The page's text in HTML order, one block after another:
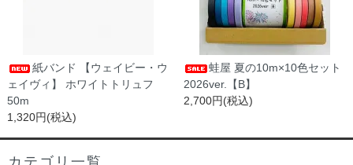
紙バンド 【ウェイビー・ウ
ェイヴィ】 ホワイトトリュフ
50m
1,320円(税込)
蛙屋 夏の10m×10色セット
2026ver.【B】
2,700円(税込)
カテゴリ一覧